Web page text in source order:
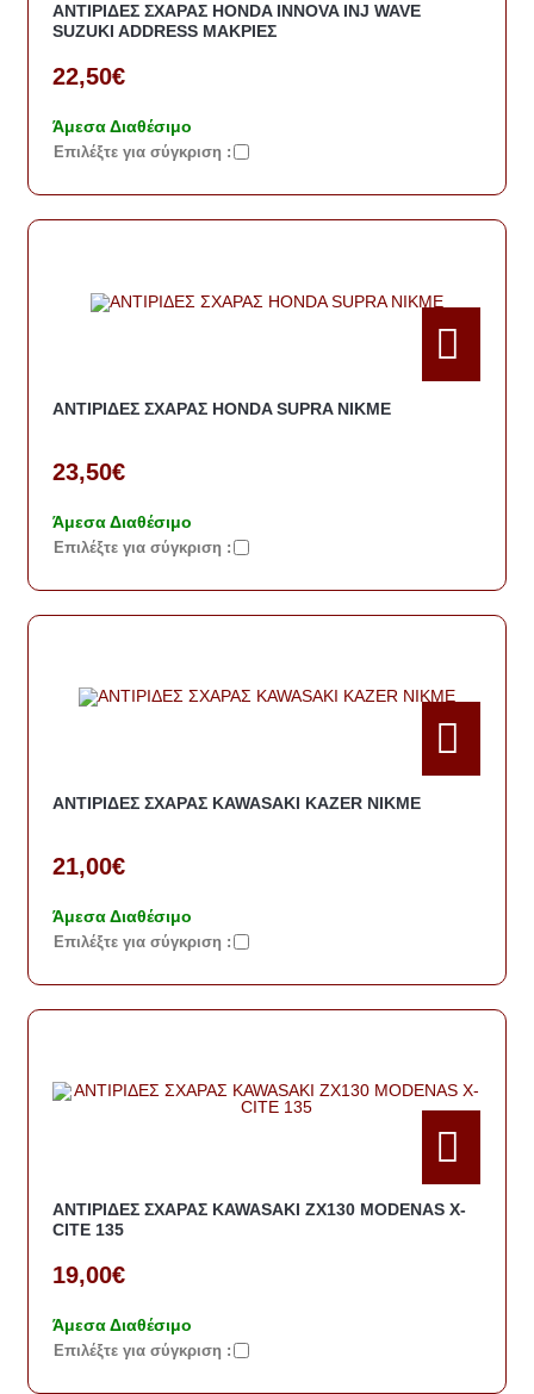
ΑΝΤΙΡΙΔΕΣ ΣΧΑΡΑΣ HONDA INNOVA INJ WAVE
SUZUKI ADDRESS ΜΑΚΡΙΕΣ
22,50€
Άμεσα Διαθέσιμο
Eπιλέξτε για σύγκριση :
ΑΝΤΙΡΙΔΕΣ ΣΧΑΡΑΣ HONDA SUPRA NIKME
23,50€
Άμεσα Διαθέσιμο
Eπιλέξτε για σύγκριση :
ΑΝΤΙΡΙΔΕΣ ΣΧΑΡΑΣ KAWASAKI KAZER NIKME
21,00€
Άμεσα Διαθέσιμο
Eπιλέξτε για σύγκριση :
ΑΝΤΙΡΙΔΕΣ ΣΧΑΡΑΣ KAWASAKI ZX130 MODENAS X-
CITE 135
19,00€
Άμεσα Διαθέσιμο
Eπιλέξτε για σύγκριση :